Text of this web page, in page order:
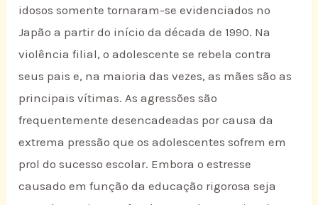
idosos somente tornaram-se evidenciados no
Japão a partir do início da década de 1990. Na
violência filial, o adolescente se rebela contra
seus pais e, na maioria das vezes, as mães são as
principais vítimas. As agressões são
frequentemente desencadeadas por causa da
extrema pressão que os adolescentes sofrem em
prol do sucesso escolar. Embora o estresse
causado em função da educação rigorosa seja